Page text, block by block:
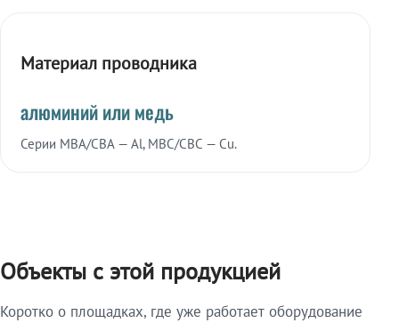
Материал проводника
алюминий или медь
Серии МВА/СВА — Al, МВС/СВС — Cu.
Объекты с этой продукцией
Коротко о площадках, где уже работает оборудование